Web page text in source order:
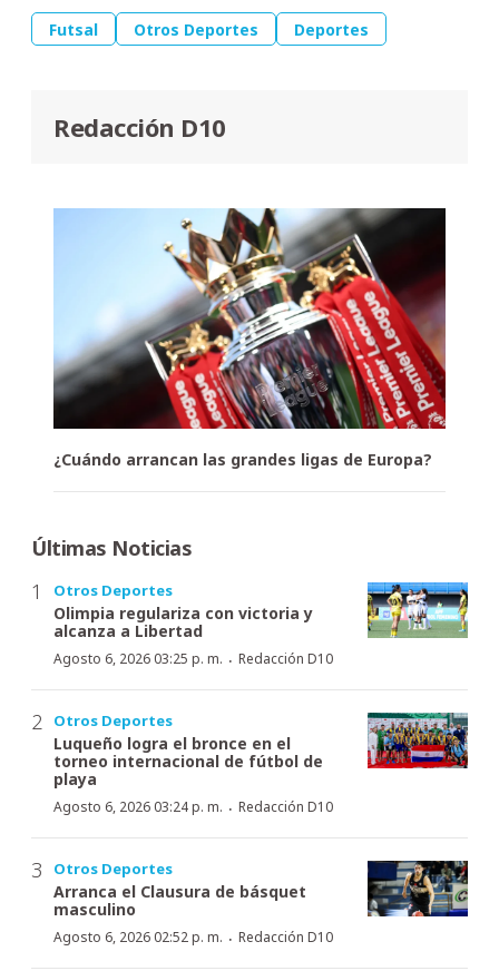
Futsal Otros Deportes Deportes
Redacción D10
¿Cuándo arrancan las grandes ligas de Europa?
Últimas Noticias
Otros Deportes
Olimpia regulariza con victoria y
alcanza a Libertad
Agosto 6, 2026 03:25 p. m. · Redacción D10
Otros Deportes
Luqueño logra el bronce en el
torneo internacional de fútbol de
playa
Agosto 6, 2026 03:24 p. m. · Redacción D10
Otros Deportes
Arranca el Clausura de básquet
masculino
Agosto 6, 2026 02:52 p. m. · Redacción D10